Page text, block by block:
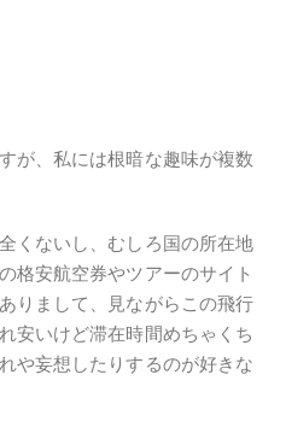
が、私には根暗な趣味が複数
くないし、むしろ国の所在地
格安航空券やツアーのサイト
りまして、見ながらこの飛行
安いけど滞在時間めちゃくち
や妄想したりするのが好きな